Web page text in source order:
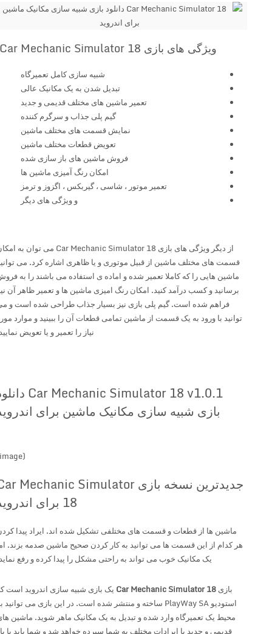
ویژگی های بازی Car Mechanic Simulator 18
شبیه سازی کامل تعمیرگاه
تبدیل شدن به یک مکانیک عالی
تعمیر ماشین های مختلف قدیمی و جدید
گیم پلی جذاب و سرگرم کننده
نمایش قسمت های مختلف ماشین
تعویض قطعات مختلف ماشین
فروش ماشین های باز سازی شده
امکان رنگ آمیزی ماشین ها
تعمیر موتور ، شاسی ، گیربکس ، اگزوز و ترمز
و ویژگی های دیگر
از دیگر ویژگی های بازی Car Mechanic Simulator 18 می توان به امکان
قسمت های مختلف ماشین از قبیل موتوری و یا ظاهری اشاره کرد. می توانید
ماشین هایی را که کاملا تعمیر شده و اماده ی استفاده می باشند را به فروش
برسانید و کسب درآمد کنید. امکان رنگ امیزی ماشین ها و تعمیر ظاهر آن نیز
فراهم شده است. گیم پلی بازی نیز بسیار جذاب طراحی شده است و می
توانید با ورود به یک قسمت از ماشین تمامی قطعات آن را ببینید و موارد مورد
نیاز را تعمیر و یا تعویض نمایید.
Car Mechanic Simulator 18 v1.0.1 دانلود
بازی شبیه سازی مکانیک ماشین برای اندروید
جدیدترین نسخه بازی Car Mechanic Simulator
ماشین ها از قطعات و قسمت های مختلفی تشکیل شده اند. ایراد پیدا کردن
هر کدام از این قسمت ها می توانید به کار کردن صحیح ماشین صدمه بزند. اما
یک مکانیک خوب می تواند به راحتی مشکل را پیدا کرده و رفع نماید.
یک بازی شبیه سازی اندروید است که
استودیو PlayWay SA ساخته و منتشر شده است. در این بازی می توانید به
محیط یک تعمیرگاه وارد شده و تبدیل به یک مکانیک ماهر شوید. ماشین های
قدیمی و جدید با ایرادات مختلف به شما سپرده خواهد شد و شما باید با باز